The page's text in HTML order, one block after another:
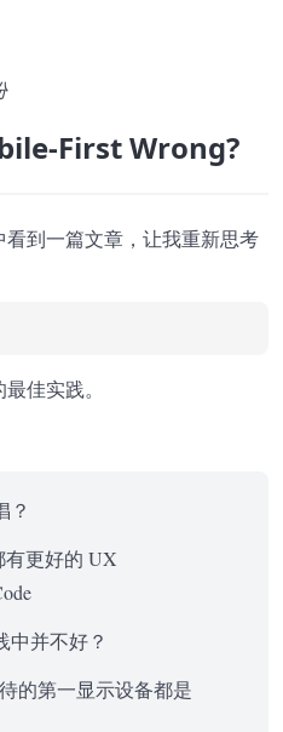
First Wrong?
到一篇文章，让我重新思考
佳实践。
？
有更好的 UX
中并不好？
的第一显示设备都是